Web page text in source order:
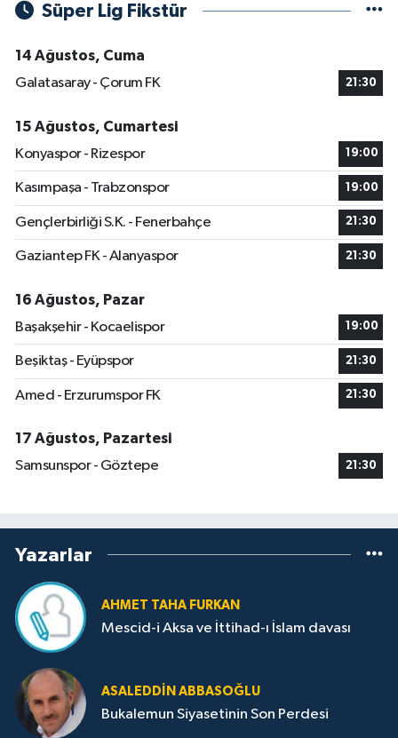
Süper Lig Fikstür
14 Ağustos, Cuma
Galatasaray - Çorum FK
21:30
15 Ağustos, Cumartesi
Konyaspor - Rizespor
19:00
Kasımpaşa - Trabzonspor 19:00
Gençlerbirliği S.K. - Fenerbahçe 21:30
Gaziantep FK - Alanyaspor 21:30
16 Ağustos, Pazar
Başakşehir - Kocaelispor
19:00
Beşiktaş - Eyüpspor 21:30
Amed - Erzurumspor FK 21:30
17 Ağustos, Pazartesi
Samsunspor - Göztepe
21:30
Yazarlar
AHMET TAHA FURKAN
Mescid-i Aksa ve İttihad-ı İslam davası
ASALEDDIN ABBASOĞLU
Bukalemun Siyasetinin Son Perdesi